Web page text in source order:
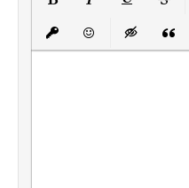
ВставитьВставить